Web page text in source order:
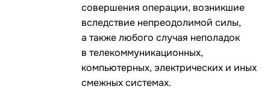
совершения операции, возникшие
вследствие непреодолимой силы,
а также любого случая неполадок
в телекоммуникационных,
компьютерных, электрических и иных
смежных системах.